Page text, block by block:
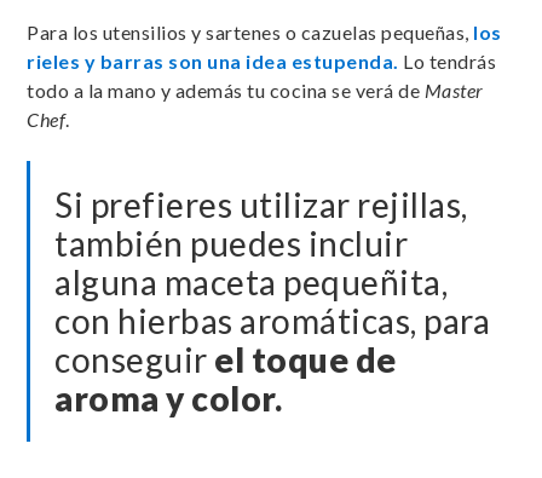
Para los utensilios y sartenes o cazuelas pequeñas, los
rieles y barras son una idea estupenda. Lo tendrás
todo a la mano y además tu cocina se verá de Master
Chef.
Si prefieres utilizar rejillas,
también puedes incluir
alguna maceta pequeñita,
con hierbas aromáticas, para
conseguir el toque de
aroma y color.